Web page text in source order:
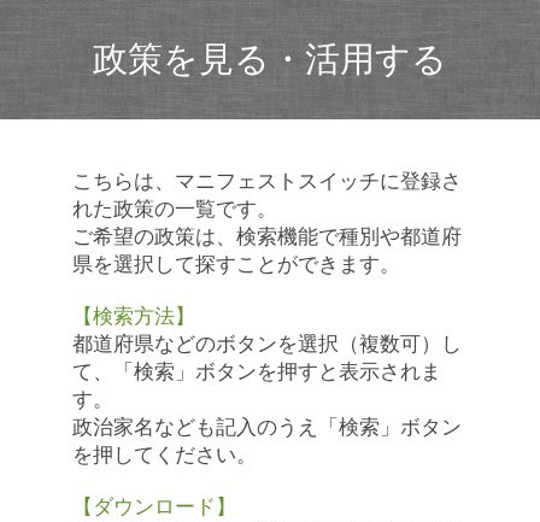
政策を見る・活用する
こちらは、マニフェストスイッチに登録さ
れた政策の一覧です。
ご希望の政策は、検索機能で種別や都道府
県を選択して探すことができます。
【検索方法】
都道府県などのボタンを選択（複数可）し
て、「検索」ボタンを押すと表示されま
す。
政治家名なども記入のうえ「検索」ボタン
を押してください。
【ダウンロード】